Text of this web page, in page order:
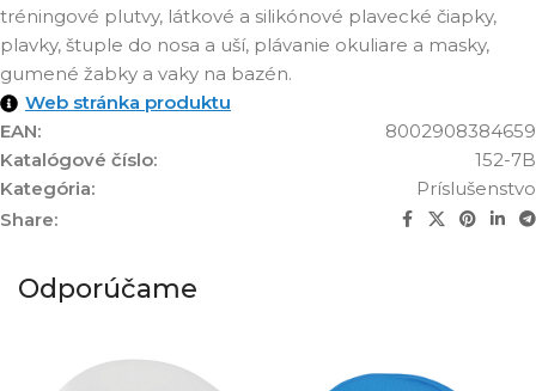
tréningové plutvy, látkové a silikónové plavecké čiapky,
plavky, štuple do nosa a uší, plávanie okuliare a masky,
gumené žabky a vaky na bazén.
Web stránka produktu
EAN:
8002908384659
Katalógové číslo:
152-7B
Kategória:
Príslušenstvo
Share:
Odporúčame